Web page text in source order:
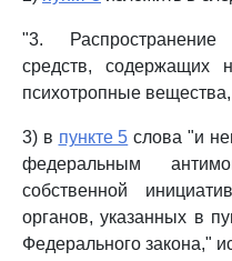
"3. Распространение
средств, содержащих
психотропные
3) в пункте 5 слова "и
федеральным
собственной
органов, указанных в
Федерального закона,"